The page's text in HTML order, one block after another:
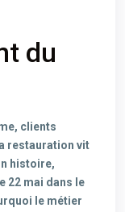
du
clients
restauration vit
histoire,
22 mai dans le
le métier